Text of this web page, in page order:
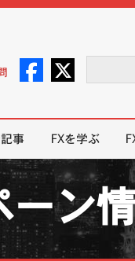
事 FXを学ぶ
ーン